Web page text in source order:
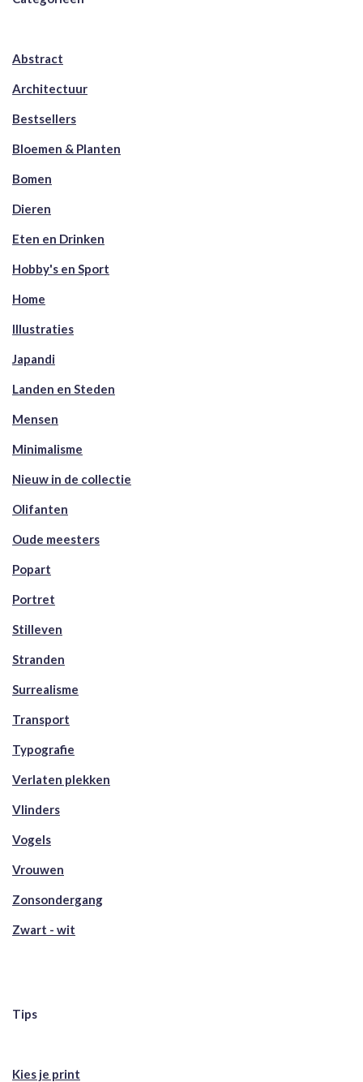
Abstract
Architectuur
Bestsellers
Bloemen & Planten
Bomen
Dieren
Eten en Drinken
Hobby's en Sport
Home
Illustraties
Japandi
Landen en Steden
Mensen
Minimalisme
Nieuw in de collectie
Olifanten
Oude meesters
Popart
Portret
Stilleven
Stranden
Surrealisme
Transport
Typografie
Verlaten plekken
Vlinders
Vogels
Vrouwen
Zonsondergang
Zwart - wit
Tips
Kies je print